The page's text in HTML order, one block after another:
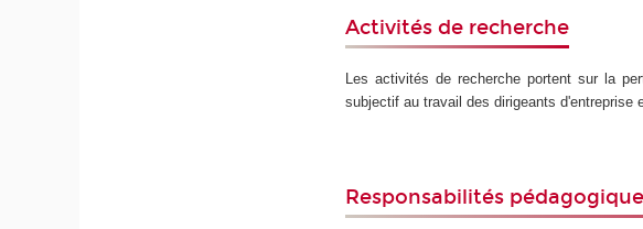
Activités de recherche
Les activités de recherche portent sur la
subjectif au travail des dirigeants d'entreprise
Responsabilités